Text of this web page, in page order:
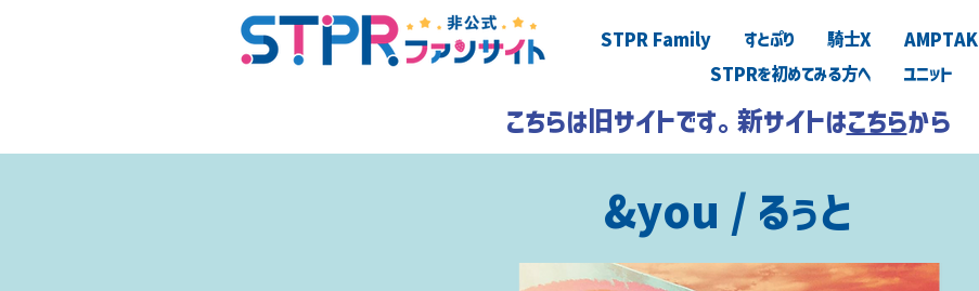
STPR Family すとぷり 騎士X AMPTAK
STPRを初めてみる方へ
ユニット
こちらは旧サイトです。新サイトはこちらから
&you / るぅと